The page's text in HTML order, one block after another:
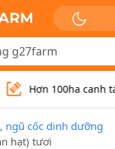
Hơn 100ha canh tác
ngũ cốc dinh dưỡng
hạt) tươi